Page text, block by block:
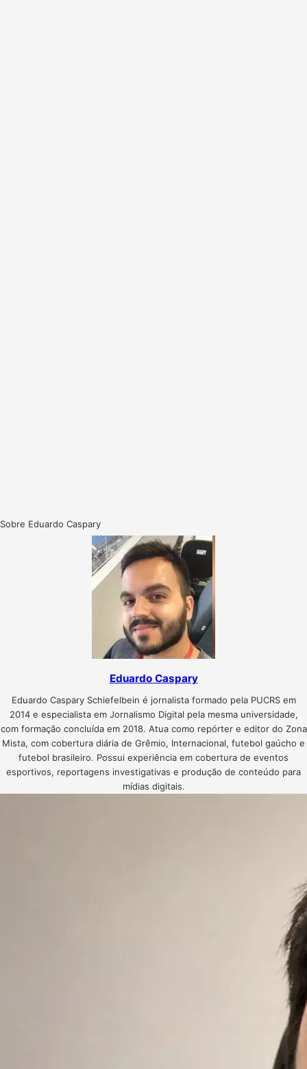
Sobre Eduardo Caspary
Eduardo Caspary
Eduardo Caspary Schiefelbein é jornalista formado pela PUCRS em
2014 e especialista em Jornalismo Digital pela mesma universidade,
com formação concluída em 2018. Atua como repórter e editor do Zona
Mista, com cobertura diária de Grêmio, Internacional, futebol gaúcho e
futebol brasileiro. Possui experiência em cobertura de eventos
esportivos, reportagens investigativas e produção de conteúdo para
mídias digitais.